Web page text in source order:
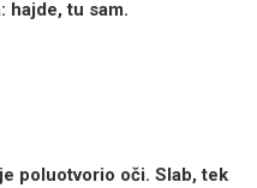
hajde, tu sam.
poluotvorio oči. Slab, tek